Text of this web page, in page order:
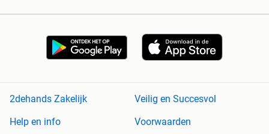
2dehands Zakelijk
Veilig en Succesvol
Help en info
Voorwaarden